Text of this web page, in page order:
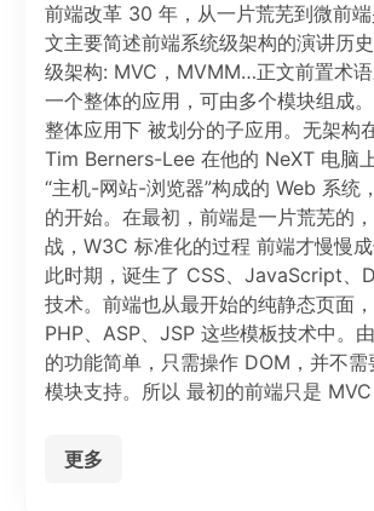
前端改革 30 年，从一片荒芜到微前
文主要简述前端系统级架构的演讲历
级架构: MVC，MVMM…正文前置术
一个整体的应用，可由多个模块组成
整体应用下 被划分的子应用。无架构
Tim Berners-Lee 在他的 NeXT 电脑
“主机-网站-浏览器”构成的 Web 系统
的开始。在最初，前端是一片荒芜的
战，W3C 标准化的过程 前端才慢慢
此时期，诞生了 CSS、JavaScript、
技术。前端也从最开始的纯静态页面
PHP、ASP、JSP 这些模板技术中。
的功能简单，只需操作 DOM，并不
模块支持。所以 最初的前端只是
更多